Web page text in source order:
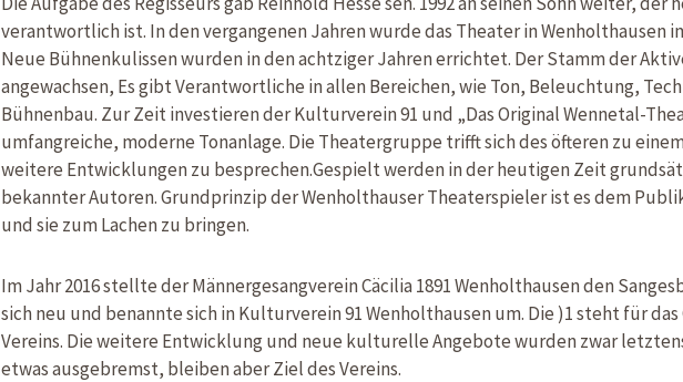
verantwortlich ist. In den vergangenen Jahren wurde das Theater in Wenholthausen
Neue Bühnenkulissen wurden in den achtziger Jahren errichtet. Der Stamm der
angewachsen, Es gibt Verantwortliche in allen Bereichen, wie Ton, Beleuchtung,
Bühnenbau. Zur Zeit investieren der Kulturverein 91 und „Das Original Wennetal-
umfangreiche, moderne Tonanlage. Die Theatergruppe trifft sich des öfteren zu
weitere Entwicklungen zu besprechen.Gespielt werden in der heutigen Zeit
bekannter Autoren. Grundprinzip der Wenholthauser Theaterspieler ist es dem
und sie zum Lachen zu bringen.
Im Jahr 2016 stellte der Männergesangverein Cäcilia 1891 Wenholthausen den
sich neu und benannte sich in Kulturverein 91 Wenholthausen um. Die )1 steht für
Vereins. Die weitere Entwicklung und neue kulturelle Angebote wurden zwar
etwas ausgebremst, bleiben aber Ziel des Vereins.